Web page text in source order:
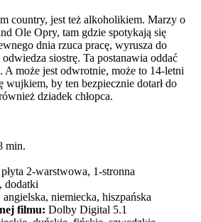
country, jest też alkoholikiem. Marzy o
Ole Opry, tam gdzie spotykają się
dnia rzuca pracę, wyrusza do
siostrę. Ta postanawia oddać
A może jest odwrotnie, może to 14-letni
wujkiem, by ten bezpiecznie dotarł do
dziadek chłopca.
min.
płyta 2-warstwowa, 1-stronna
dodatki
angielska, niemiecka, hiszpańska
filmu: Dolby Digital 5.1